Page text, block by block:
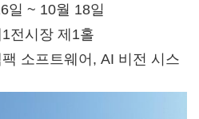
일 ~ 10월 18일
전시장 제1홀
소프트웨어, AI 비전 시스